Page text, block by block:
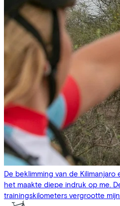
De beklimming van de
het maakte diepe indruk op me.
trainingskilometers vergrootte